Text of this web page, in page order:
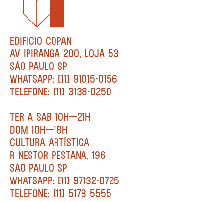
EDIFÍCIO COPAN
AV IPIRANGA 200, LOJA 53
SÃO PAULO SP
WHATSAPP: [11] 91015-0156
TELEFONE: [11] 3138-0250
TER A SÁB 10H—21H
DOM 10H—18H
CULTURA ARTÍSTICA
R NESTOR PESTANA, 196
SÃO PAULO SP
WHATSAPP: [11] 97132-0725
TELEFONE: [11] 5178 5555